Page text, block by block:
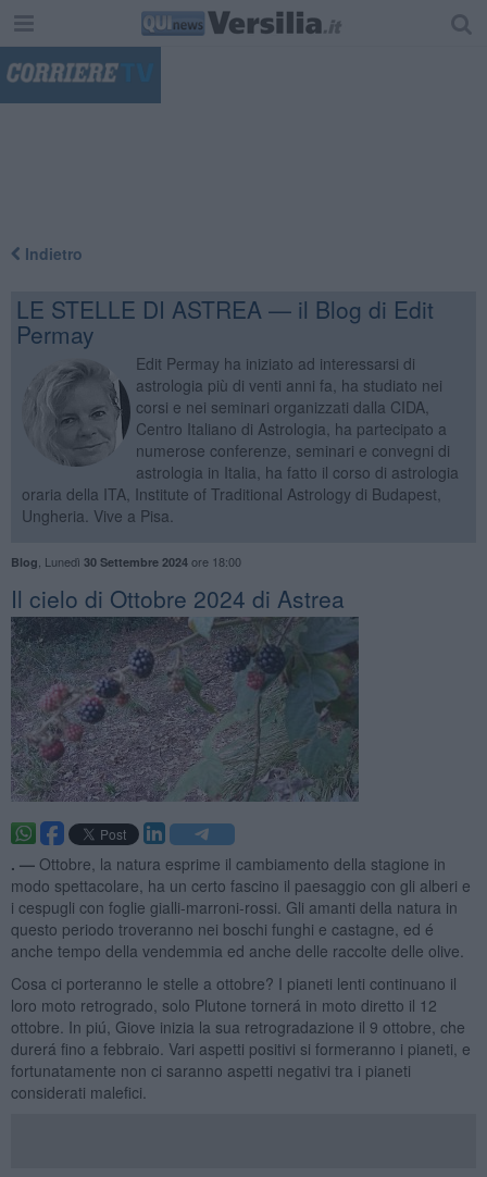
Indietro
LE STELLE DI ASTREA — il Blog di Edit
Permay
Edit Permay ha iniziato ad interessarsi di
astrologia più di venti anni fa, ha studiato nei
corsi e nei seminari organizzati dalla CIDA,
Centro Italiano di Astrologia, ha partecipato a
numerose conferenze, seminari e convegni di
astrologia in Italia, ha fatto il corso di astrologia
oraria della ITA, Institute of Traditional Astrology di Budapest,
Ungheria. Vive a Pisa.
Blog Lunedì 30 Settembre 2024ore 18:00
​Il cielo di Ottobre 2024 di Astrea
. — Ottobre, la natura esprime il cambiamento della stagione in
modo spettacolare, ha un certo fascino il paesaggio con gli alberi e
i cespugli con foglie gialli-marroni-rossi. Gli amanti della natura in
questo periodo troveranno nei boschi funghi e castagne, ed é
anche tempo della vendemmia ed anche delle raccolte delle olive.
Cosa ci porteranno le stelle a ottobre? I pianeti lenti continuano il
loro moto retrogrado, solo Plutone tornerá in moto diretto il 12
ottobre. In piú, Giove inizia la sua retrogradazione il 9 ottobre, che
durerá fino a febbraio. Vari aspetti positivi si formeranno i pianeti, e
fortunatamente non ci saranno aspetti negativi tra i pianeti
considerati malefici.